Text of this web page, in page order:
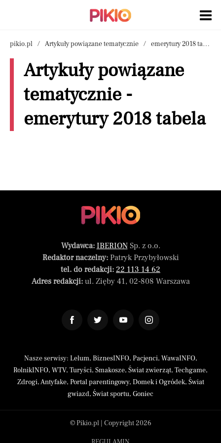
pikio.pl Artykuły powiązane tematycznie emerytury 2018 tabela
Artykuły powiązane
tematycznie -
emerytury 2018 tabela
Wydawca: IBERIONSp. z o.o.
Redaktor naczelny:Patryk Przybyłowski
tel. do redakcji: 22 113 14 62
Adres redakcji:ul. Zięby 41, 02-808 Warszawa
Nasze serwisy: Lelum, BiznesINFO, Pacjenci, WawaINFO,
RolnikINFO, WTV, Turyści, Smakosze, Świat zwierząt, Techgame,
Zdrogi,Antyfake, Portal parentingowy, Domek i Ogródek, Świat
gwiazd, Świat sportu, Goniec
© Pikio.pl | Copyright 2026